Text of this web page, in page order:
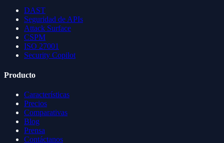
DAST
Seguridad de APIs
Attack Surface
CSPM
ISO 27001
Security Copilot
Producto
Características
Precios
Comparativas
Blog
Prensa
Contáctanos